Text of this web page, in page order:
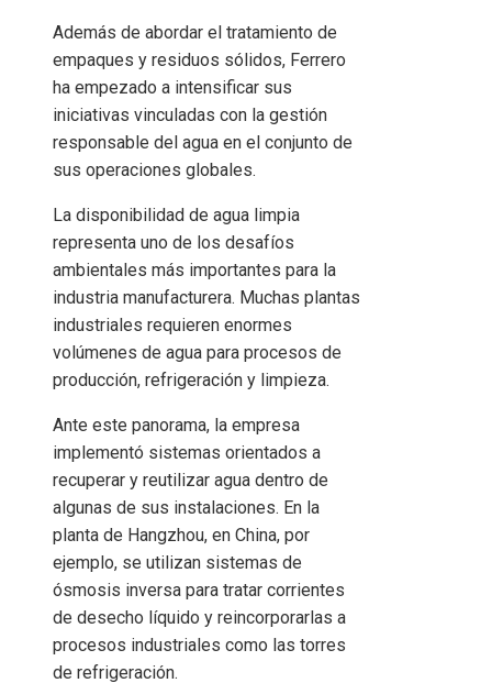
Además de abordar el tratamiento de
empaques y residuos sólidos, Ferrero
ha empezado a intensificar sus
iniciativas vinculadas con la gestión
responsable del agua en el conjunto de
sus operaciones globales.
La disponibilidad de agua limpia
representa uno de los desafíos
ambientales más importantes para la
industria manufacturera. Muchas plantas
industriales requieren enormes
volúmenes de agua para procesos de
producción, refrigeración y limpieza.
Ante este panorama, la empresa
implementó sistemas orientados a
recuperar y reutilizar agua dentro de
algunas de sus instalaciones. En la
planta de Hangzhou, en China, por
ejemplo, se utilizan sistemas de
ósmosis inversa para tratar corrientes
de desecho líquido y reincorporarlas a
procesos industriales como las torres
de refrigeración.